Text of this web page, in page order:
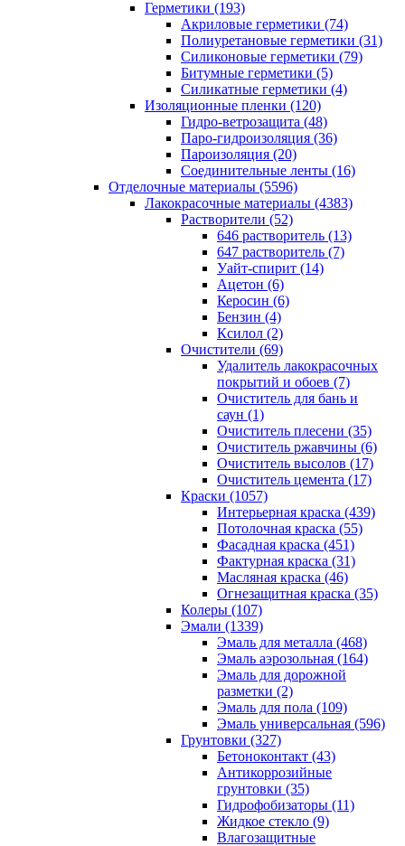
Герметики (193)
Акриловые герметики (74)
Полиуретановые герметики (31)
Силиконовые герметики (79)
Битумные герметики (5)
Силикатные герметики (4)
Изоляционные пленки (120)
Гидро-ветрозащита (48)
Паро-гидроизоляция (36)
Пароизоляция (20)
Соединительные ленты (16)
Отделочные материалы (5596)
Лакокрасочные материалы (4383)
Растворители (52)
646 растворитель (13)
647 растворитель (7)
Уайт-спирит (14)
Ацетон (6)
Керосин (6)
Бензин (4)
Ксилол (2)
Очистители (69)
Удалитель лакокрасочных
покрытий и обоев (7)
Очиститель для бань и
саун (1)
Очиститель плесени (35)
Очиститель ржавчины (6)
Очиститель высолов (17)
Очиститель цемента (17)
Краски (1057)
Интерьерная краска (439)
Потолочная краска (55)
Фасадная краска (451)
Фактурная краска (31)
Масляная краска (46)
Огнезащитная краска (35)
Колеры (107)
Эмали (1339)
Эмаль для металла (468)
Эмаль аэрозольная (164)
Эмаль для дорожной
разметки (2)
Эмаль для пола (109)
Эмаль универсальная (596)
Грунтовки (327)
Бетоноконтакт (43)
Антикоррозийные
грунтовки (35)
Гидрофобизаторы (11)
Жидкое стекло (9)
Влагозащитные